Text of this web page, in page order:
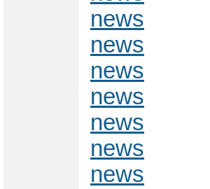
news
news
news
news
news
news
news